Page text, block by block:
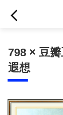
798 × 豆
遐想